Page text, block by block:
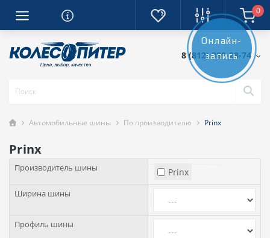
0
8 (812) 389-28-74
Автомобильные шины По производителю Prinx
Prinx
Производитель шины Prinx
Ширина шины
Профиль шины
Онлайн-
запись